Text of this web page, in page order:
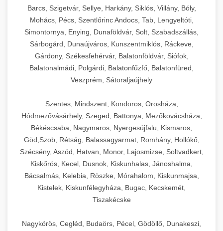
Barcs, Szigetvár, Sellye, Harkány, Siklós, Villány, Bóly,
Mohács, Pécs, Szentlőrinc Andocs, Tab, Lengyeltóti,
Simontornya, Enying, Dunaföldvár, Solt, Szabadszállás,
Sárbogárd, Dunaújváros, Kunszentmiklós, Ráckeve,
Gárdony, Székesfehérvár, Balatonföldvár, Siófok,
Balatonalmádi, Polgárdi, Balatonfűzfő, Balatonfüred,
Veszprém, Sátoraljaújhely
Szentes, Mindszent, Kondoros, Orosháza,
Hódmezővásárhely, Szeged, Battonya, Mezőkovácsháza,
Békéscsaba, Nagymaros, Nyergesújfalu, Kismaros,
Göd,Szob, Rétság, Balassagyarmat, Romhány, Hollókő,
Szécsény, Aszód, Hatvan, Monor, Lajosmizse, Soltvadkert,
Kiskőrös, Kecel, Dusnok, Kiskunhalas, Jánoshalma,
Bácsalmás, Kelebia, Röszke, Mórahalom, Kiskunmajsa,
Kistelek, Kiskunfélegyháza, Bugac, Kecskemét,
Tiszakécske
Nagykörös, Cegléd, Budaörs, Pécel, Gödöllő, Dunakeszi,